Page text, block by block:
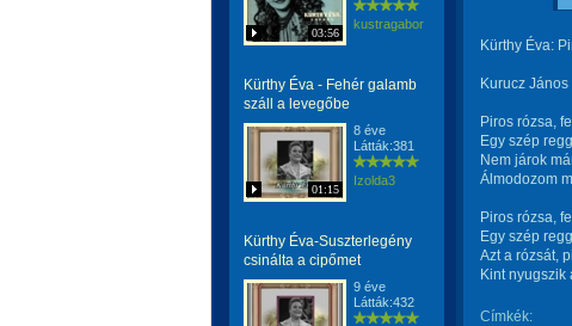
03:56
kustragabor
Kürthy Éva - Fehér galamb
száll a levegőbe
01:15
8 éve
Látták:381
Izolda3
Kürthy Éva-Suszterlegény
csinálta a cipőmet
9 éve
Látták:432
Kürthy Éva:
Kurucz
Piros rózsa,
Egy szép
Nem járok
Álmodozom
Piros rózsa,
Egy szép
Azt a rózsát,
Kint
Címkék: